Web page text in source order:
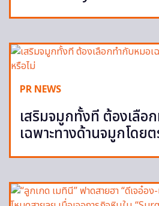
PR NEWS
เสริมจมูกทั้งที ต้องเลือ
เฉพาะทางด้านจมูกโดย